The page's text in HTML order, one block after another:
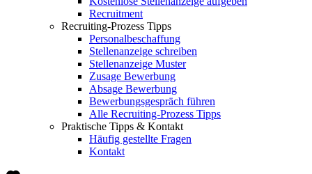
Recruitment
Recruiting-Prozess Tipps
Personalbeschaffung
Stellenanzeige schreiben
Stellenanzeige Muster
Zusage Bewerbung
Absage Bewerbung
Bewerbungsgespräch führen
Alle Recruiting-Prozess Tipps
Praktische Tipps & Kontakt
Häufig gestellte Fragen
Kontakt